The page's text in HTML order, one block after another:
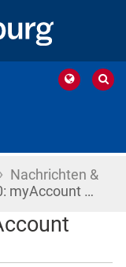
› Nachrichten &
myAccount …